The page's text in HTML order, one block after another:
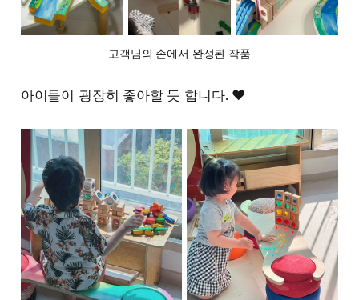
고객님의 손에서 완성된 작품
아이들이 굉장히 좋아할 듯 합니다. ❤️